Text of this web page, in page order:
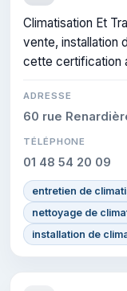
Climatisation Et
vente, installation
cette certification
ADRESSE
60 rue
TÉLÉPHONE
01 48 54 20 09
entretien de
nettoyage de
installation de